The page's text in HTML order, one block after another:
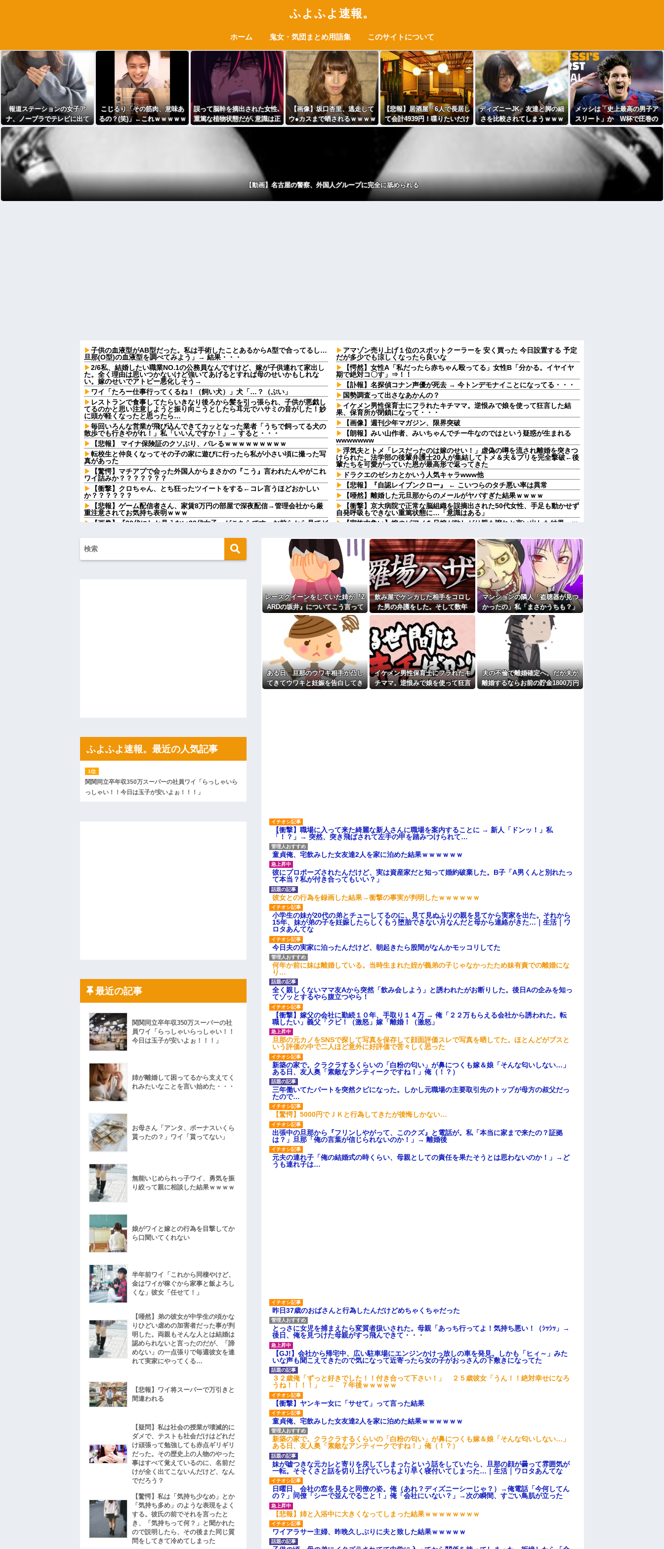
ふよふよ速報。
ホーム 鬼女・気団まとめ用語集 このサイトについて
報道ステーションの女子ア
ナ、ノーブラでテレビに出て
しまうｗｗ⇒（※画像あり）
こじるり「その筋肉、意味あ
るの？(笑)」←これｗｗｗｗｗ
ｗ
誤って脳幹を摘出された女性､
重篤な植物状態だが､意識は正
常で何かを思考していると判
明
【画像】坂口杏里、逃走して
ウ●カスまで晒されるｗｗｗｗ
ｗ
【悲報】居酒屋「6人で長居し
て会計4939円！喋りたいだけ
なら公園に行ってくれ（怒」
ディズニーJK、友達と脚の細
さを比較されてしまうｗｗｗ
ｗｗｗｗｗｗ （※画像あり）
メッシは「史上最高の男子ア
スリート」か W杯で圧巻の
活躍を受けて米メディアが称
賛
【動画】名古屋の警察、外国人グループに完全に舐められる
子供の血液型がAB型だった。私は手術したことあるからA型で合ってるし…
旦那(O型)の血液型を調べてみよう」→ 結果・・・
2/6私、結婚したい職業NO.1の公務員なんですけど、嫁が子供連れて家出し
た。全く理由は思いつかないけど強いてあげるとすれば母のせいかもしれな
い。嫁のせいでアトピー悪化しそう→
ワイ「たろー仕事行ってくるね！（飼い犬）」犬「…？（ぷい」
レストランで食事してたらいきなり後ろから髪を引っ張られ、子供が悪戯し
てるのかと思い注意しようと振り向こうとしたら耳元でハサミの音がした！妙
に頭が軽くなったと思ったら…
毎回いろんな営業が飛び込んできてカッとなった業者「うちで飼ってる犬の
散歩でも行きやがれ！」私「いいんですか！」→ すると・・・
【悲報】 マイナ保険証のクソぶり、バレるｗｗｗｗｗｗｗｗｗ
転校生と仲良くなってその子の家に遊びに行ったら私が小さい頃に撮った写
真があった
【驚愕】マチアプで会った外国人からまさかの『こう』言われたんやがこれ
ワイ詰みか？？？？？？？
【衝撃】クロちゃん、とち狂ったツイートをする←コレ言うほどおかしい
か？？？？？？
【悲報】ゲーム配信者さん、家賃8万円の部屋で深夜配信→管理会社から厳
重注意されてお気持ち表明ｗｗｗ
【画像】『20代にしか見えない30代女子』がこちらです←お前らから見てど
寺田心、週6ジム通いで体重62kg→82kgに 110kgのベンチプレス持ち上げ
る姿披露
女の子が私のオニオンリングを勝手に掴んで泣き出した。その時に私を心配
７割引きのカキを購入、９歳長女が６歳次女の分も奪って食べた。長女が奪
夫のフリン相手から突然電話がきた。相手「話したいことがあります」私
俺(52)、女(28)との不倫が嫁に発覚。離婚に応じたはずの嫁からエグすぎる
レースクイーンをしていた姉が『ZARDの坂井』についてこう言っていた
飲み屋でケンカした相手をコロした男の弁護をした。そして数年後、因果応
ハードオフに売っていた4万4000円のフィギュアがヤバすぎるｗｗｗｗｗｗ
私「ちょっと、人の家の金庫触らないでよ！」キチママ『そこに金庫があっ
たから、開けてみようとしただけ☆』義兄「泥は出てけ！二度と来るな！」結
【ネット騒然】惨殺されたタワマン頂き女子のこの動画、すげえええええｗ
ｗｗｗｗｗｗｗｗｗｗ
【愕然】白のクラウン俺氏、高速道路左車線を制限速度で走った結果
wwwwwwwwwwww
百年の恋12-899 食べた量を張り合ってくる
【悲報】佐藤輝明・・・２軍でも盛大にやらかす←あまり悲しませないでく
れ
アマゾン売り上げ１位のスポットクーラーを 安く買った 今日設置する 予定
だが多少でも涼しくなったら良いな
【愕然】女性A「私だったら赤ちゃん殴ってる」女性B「分かる。イヤイヤ
期で絶対コ〇す」⇒！！
【訃報】名探偵コナン声優が死去 → 今トンデモナイことになってる・・・
国勢調査って出さなあかんの？
イケメン男性保育士にフラれたキチママ。逆恨みで娘を使って狂言した結
果、保育所が閉鎖になって・・・
【画像】週刊少年マガジン、限界突破
【朗報】みい山作者、みいちゃんでチー牛なのではという疑惑が生まれる
wwwwwww
浮気夫とトメ「レスだったのは嫁のせい！」虚偽の噂を流され離婚を突きつ
けられた。法学部の後輩弁護士20人が集結してトメ＆夫＆プリを完全撃破←後
輩たちを可愛がっていた恩が最高形で返ってきた
ドラクエのゼシカとかいう人気キャラwww他
【悲報】『自認レイブンクロー』 ← こいつらのタチ悪い率は異常
【唖然】離婚した元旦那からのメールがヤバすぎた結果ｗｗｗｗ
【衝撃】京大病院で正常な脳組織を誤摘出された50代女性、手足も動かせず
自発呼吸もできない重篤状態に…「意識はある」
【家族内争い】嫁のピアノを兄嫁が欲しがり親も譲れと言い出した結果…ｗ
【ヤバ過ぎ】有名生き物YouTuber、不倫相手が未成年と知ってドン引きの
結末ｗｗｗｗ
PTA会長が事故で辞退→旦那「妻の代わりに僕がやります」→1年後…名物
ガンコジジイを草むしりに召喚、不登校児を学校に復帰させる無双状態にｗｗ
ラッシュ時の電車で、刺青にスキンヘッドの男が扉の前で座り込んで電話を
始めた
【衝撃】嫁の言葉に確信！5年間拒否の末、離婚を決意した理由が切なすぎ
るｗｗｗｗ
「私さんはプロだから」障害のある甥を私に預けようとする義兄嫁、甥を溺
愛し勝手に預かってしまう夫。義兄に叱ってもらっても「兄貴より俺になつい
てるのが面白くないのかな」だって
ウトのセクハラを夫に泣いて訴えても「いいじゃないかそのくらい。我慢し
てたらご褒美あげるから」と迫られた。夫が気持ち悪くて悲鳴をあげたら「う
るさい」とグーで殴られた
主な税金の成り立ちを調べてみたよ
レースクイーンをしていた姉が『Z
ARDの坂井』についてこう言って
いた
飲み屋でケンカした相手をコロし
た男の弁護をした。そして数年
後、因果応報を思わせる出来事
が…
マンションの隣人「盗聴器が見つ
かったの」私「まさかうちも？」
→業者に調査を依頼したら、犯人
の正体まで見えてきて…
ある日、旦那のウワキ相手が凸し
てきてウワキと妊娠を告白してき
イケメン男性保育士にフラれたキ
チママ。逆恨みで娘を使って狂言
夫の不倫で離婚確定へ。だが夫が
離婚するならお前の貯金1800万円
【衝撃】職場に入って来た綺麗な新人さんに職場を案内することに → 新人「ドンッ！」私
「！？」→ 突然、突き飛ばされて左手の甲を踏みつけられて…
童貞俺、宅飲みした女友達2人を家に泊めた結果ｗｗｗｗｗｗ
彼にプロポーズされたんだけど、実は資産家だと知って婚約破棄した。B子「A男くんと別れたっ
て本当？私が付き合ってもいい？」
彼女との行為を録画した結果→衝撃の事実が判明したｗｗｗｗｗｗ
小学生の妹が20代の弟とチューしてるのに、見て見ぬふりの親を見てから実家を出た。それから
15年、妹が弟の子を妊娠したらしくもう堕胎できない月なんだと母から連絡がきた…｜生活｜ワ
ロタあんてな
今日夫の実家に泊ったんだけど、朝起きたら股間がなんかモッコリしてた
何年か前に妹は離婚している。当時生まれた姪が義弟の子じゃなかったため妹有責での離婚にな
り…
全く親しくないママ友Aから突然「飲み会しよう」と誘われたがお断りした。後日Aの企みを知っ
てゾッとするやら腹立つやら！
【衝撃】嫁父の会社に勤続１０年、手取り１４万 → 俺「２２万もらえる会社から誘われた。転
職したい」義父「クビ！（激怒」嫁「離婚！（激怒」
旦那の元カノをSNSで探して写真を保存して顔面評価スレで写真を晒してた。ほとんどがブスと
いう評価の中で二人ほど意外に好評価で苦々しく思った
新築の家で。クラクラするくらいの「白粉の匂い」が鼻につくも嫁＆娘「そんな匂いしない…」
ある日、友人奥「素敵なアンティークですね！」俺（！？）
三年働いてたパートを突然クビになった。しかし元職場の主要取引先のトップが母方の叔父だっ
たので…
【驚愕】5000円でＪＫと行為してきたが後悔しかない…
出張中の旦那から『フリンしやがって、このクズ』と電話が。私「本当に家まで来たの？証拠
は？」旦那「俺の言葉が信じられないのか！」→ 離婚後
元夫の連れ子「俺の結婚式の時くらい、母親としての責任を果たそうとは思わないのか！」→ど
うも連れ子は…
昨日37歳のおばさんと行為したんだけどめちゃくちゃだった
とっさに女児を捕まえたら変質者扱いされた。母親「あっち行ってよ！気持ち悪い！（ｼｯｼｯ」→
後日、俺を見つけた母親がすっ飛んできて・・・
【GJ!】会社から帰宅中、広い駐車場にエンジンかけっ放しの車を発見。しかも「ヒィ～」みた
いな声も聞こえてきたので気になって近寄ったら女の子がおっさんの下敷きになってた
３２歳俺「ずっと好きでした！！付き合って下さい！」 ２５歳彼女「うん！！絶対幸せになろ
うね！！！！」 → ７年後ｗｗｗｗｗ
【衝撃】ヤンキー女に「サせて」って言った結果
童貞俺、宅飲みした女友達2人を家に泊めた結果ｗｗｗｗｗｗ
新築の家で。クラクラするくらいの「白粉の匂い」が鼻につくも嫁＆娘「そんな匂いしない…」
ある日、友人奥「素敵なアンティークですね！」俺（！？）
妹が嘘つきな元カレと寄りを戻してしまったという話をしていたら、旦那の顔が曇って雰囲気が
一転。そそくさと話を切り上げていつもより早く寝付いてしまった…｜生活｜ワロタあんてな
日曜日、会社の窓を見ると同僚の姿。俺（あれ？ディズニーシーじゃ？）→俺電話「今何してん
の？」同僚「シーで並んでること！」俺「会社にいない？」→次の瞬間、すごい鳥肌が立った
【悲報】姉と入浴中に大きくなってしまった結果ｗｗｗｗｗｗｗｗ
ワイアラサー主婦、昨晩久しぶりに夫と致した結果ｗｗｗｗｗ
ふよふよ速報。最近の人気記事
関関同立卒年収350万スーパーの社員ワイ「らっしゃいら
っしゃい！！今日は玉子が安いよぉ！！！」
最近の記事
関関同立卒年収350万スーパーの社
員ワイ「らっしゃいらっしゃい！！
今日は玉子が安いよぉ！！！」
姉が離婚して困ってるから支えてく
れみたいなことを言い始めた・・・
お母さん「アンタ、ボーナスいくら
貰ったの？」ワイ「貰ってない」
無能いじめられっ子ワイ、勇気を振
り絞って親に相談した結果ｗｗｗｗ
娘がワイと嫁との行為を目撃してか
ら口聞いてくれない
半年前ワイ「これから同棲やけど、
金はワイが稼ぐから家事と飯よろし
くな」彼女「任せて！」
【唖然】弟の彼女が中学生の頃かな
りひどい虐めの加害者だった事が判
明した。両親もそんな人とは結婚は
認められないと言ったのだが、「諦
めない」の一点張りで毎週彼女を連
れて実家にやってくる…
【悲報】ワイ将スーパーで万引きと
間違われる
【疑問】私は社会の授業が壊滅的に
ダメで、テストも社会だけはどれだ
け頑張って勉強しても赤点ギリギリ
だった。その歴史上の人物のやった
事はすべて覚えているのに、名前だ
けが全く出てこないんだけど、なん
でだろう？
【驚愕】私は「気持ち少なめ」とか
「気持ち多め」のような表現をよく
する。彼氏の前でそれを言ったと
き、「気持ちって何？」と聞かれた
ので説明したら、その後また同じ質
問をしてきて冷めてしまった